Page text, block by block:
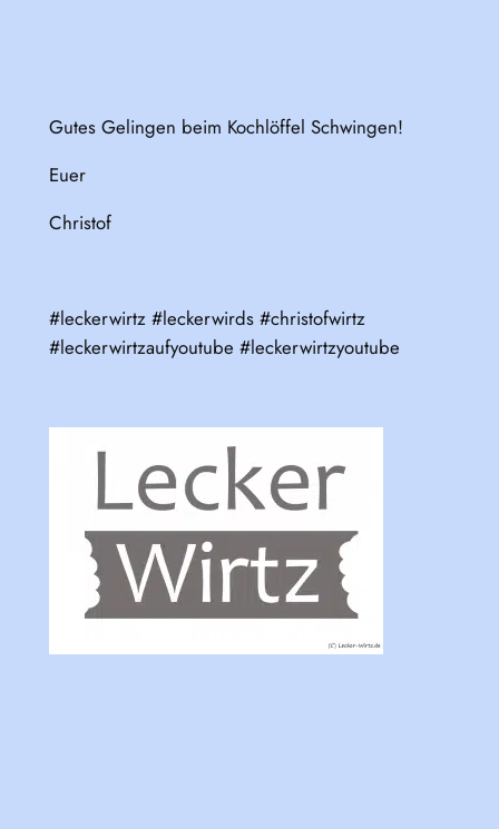
Gutes Gelingen beim Kochlöffel Schwingen!
Euer
Christof
#leckerwirtz #leckerwirds #christofwirtz
#leckerwirtzaufyoutube #leckerwirtzyoutube